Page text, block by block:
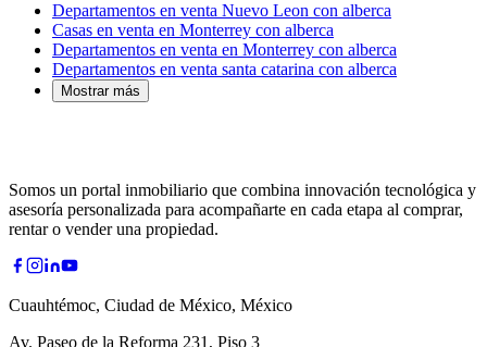
Departamentos en venta Nuevo Leon con alberca
Casas en venta en Monterrey con alberca
Departamentos en venta en Monterrey con alberca
Departamentos en venta santa catarina con alberca
Mostrar más
Somos un portal inmobiliario que combina innovación tecnológica y
asesoría personalizada para acompañarte en cada etapa al comprar,
rentar o vender una propiedad.
Cuauhtémoc, Ciudad de México, México
Av. Paseo de la Reforma 231, Piso 3